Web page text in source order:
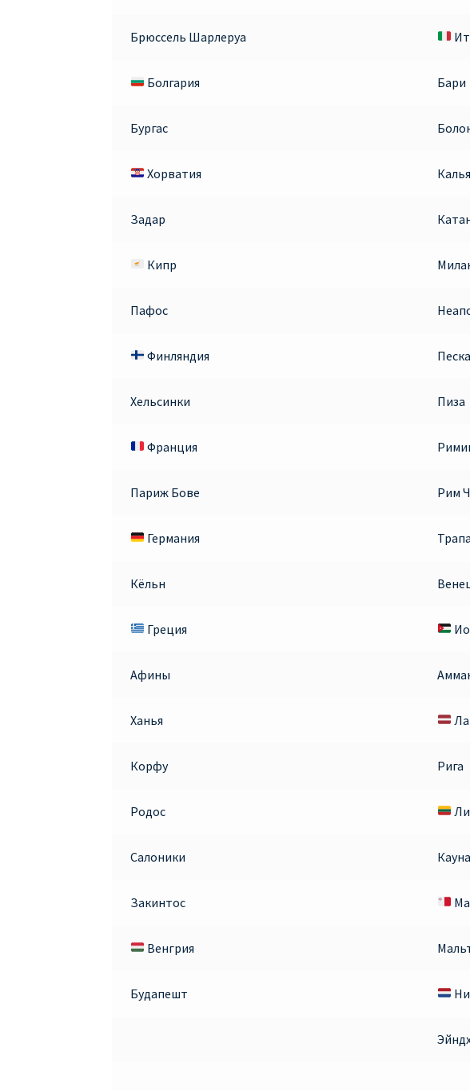
Брюссель Шарлеруа
Болгария Бари
Бургас
Хорватия
Задар
Кипр
Пафос
Финляндия
Хельсинки Пиза
Франция
Париж Бове Рим
Германия
Кёльн
Греция
Афины
Ханья
Корфу Рига
Родос
Салоники
Закинтос
Венгрия
Будапешт